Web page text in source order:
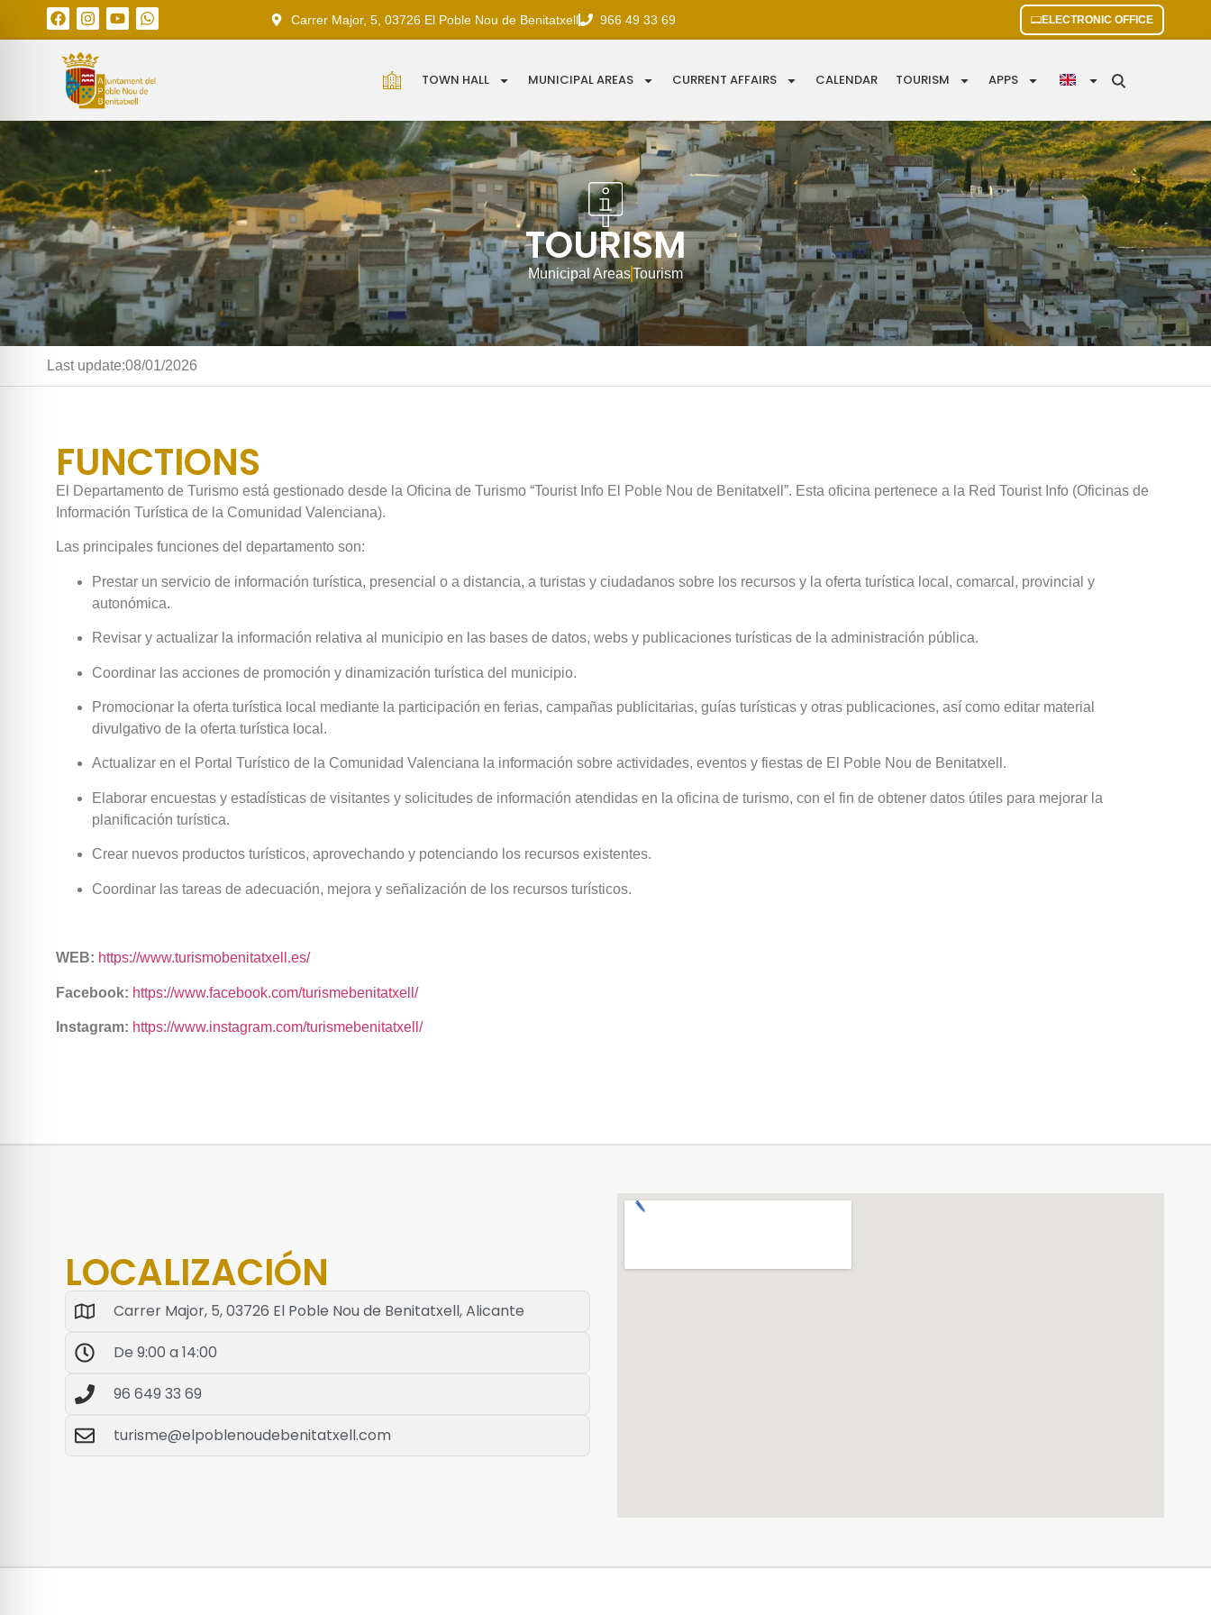
Carrer Major, 5, 03726 El Poble Nou de Benitatxell 966 49 33 69 ELECTRONIC OFFICE
TOWN HALL MUNICIPAL AREAS CURRENT AFFAIRS CALENDAR TOURISM APPS
TOURISM
Municipal AreasTourism
Last update:08/01/2026
FUNCTIONS
El Departamento de Turismo está gestionado desde la Oficina de Turismo “Tourist Info El Poble Nou de Benitatxell”. Esta oficina pertenece a la Red Tourist Info (Oficinas de
Información Turística de la Comunidad Valenciana).
Las principales funciones del departamento son:
Prestar un servicio de información turística, presencial o a distancia, a turistas y ciudadanos sobre los recursos y la oferta turística local, comarcal, provincial y
autonómica.
Revisar y actualizar la información relativa al municipio en las bases de datos, webs y publicaciones turísticas de la administración pública.
Coordinar las acciones de promoción y dinamización turística del municipio.
Promocionar la oferta turística local mediante la participación en ferias, campañas publicitarias, guías turísticas y otras publicaciones, así como editar material
divulgativo de la oferta turística local.
Actualizar en el Portal Turístico de la Comunidad Valenciana la información sobre actividades, eventos y fiestas de El Poble Nou de Benitatxell.
Elaborar encuestas y estadísticas de visitantes y solicitudes de información atendidas en la oficina de turismo, con el fin de obtener datos útiles para mejorar la
planificación turística.
Crear nuevos productos turísticos, aprovechando y potenciando los recursos existentes.
Coordinar las tareas de adecuación, mejora y señalización de los recursos turísticos.
WEB: https://www.turismobenitatxell.es/
Facebook: https://www.facebook.com/turismebenitatxell/
Instagram: https://www.instagram.com/turismebenitatxell/
LOCALIZACIÓN
Carrer Major, 5, 03726 El Poble Nou de Benitatxell, Alicante
De 9:00 a 14:00
96 649 33 69
turisme@elpoblenoudebenitatxell.com